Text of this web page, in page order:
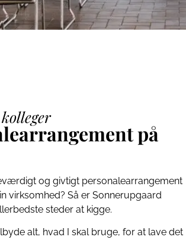
på
og givtigt personalearrangement
virksomhed? Så er Sonnerupgaard
steder at kigge.
alt, hvad I skal bruge, for at lave det